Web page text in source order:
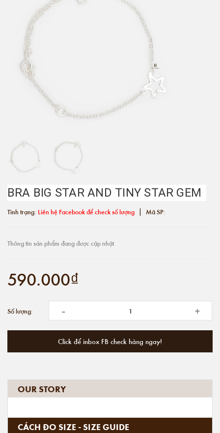
BRA BIG STAR AND TINY STAR GEM
Tình trạng: Liên hệ Facebook để check số lượng | Mã SP:
Thông tin sản phẩm đang được cập nhật.
590.000₫
Số lượng: - +
Click để inbox FB check hàng ngay!
OUR STORY
CÁCH ĐO SIZE - SIZE GUIDE